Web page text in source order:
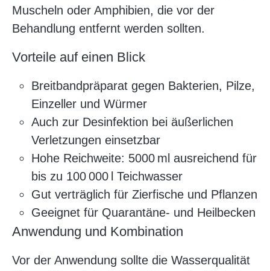
Muscheln oder Amphibien, die vor der
Behandlung entfernt werden sollten.
Vorteile auf einen Blick
Breitbandpräparat gegen Bakterien, Pilze,
Einzeller und Würmer
Auch zur Desinfektion bei äußerlichen
Verletzungen einsetzbar
Hohe Reichweite: 5000 ml ausreichend für
bis zu 100 000 l Teichwasser
Gut verträglich für Zierfische und Pflanzen
Geeignet für Quarantäne- und Heilbecken
Anwendung und Kombination
Vor der Anwendung sollte die Wasserqualität